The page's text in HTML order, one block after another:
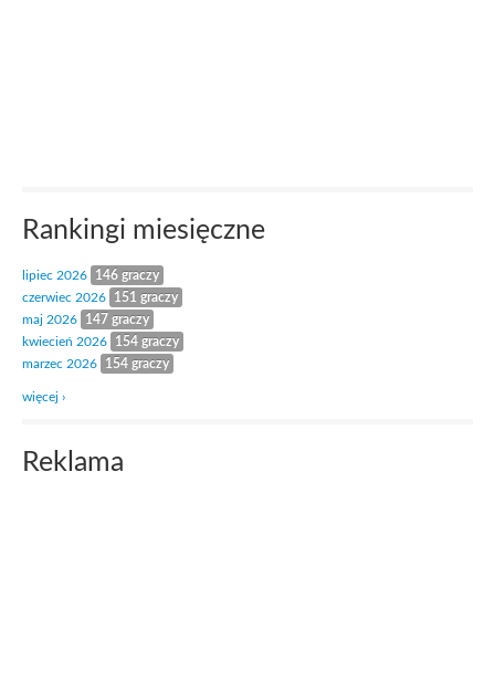
Rankingi miesięczne
lipiec 2026
146 graczy
czerwiec 2026
151 graczy
maj 2026
147 graczy
kwiecień 2026
154 graczy
marzec 2026
154 graczy
więcej ›
Reklama